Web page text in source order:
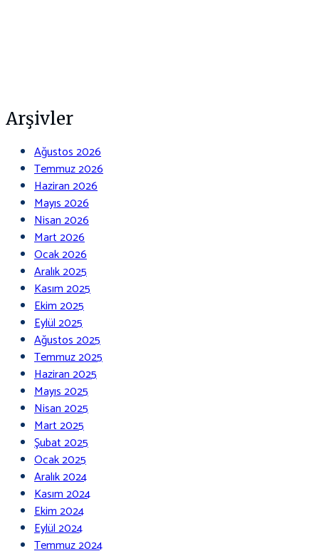
Arşivler
Ağustos 2026
Temmuz 2026
Haziran 2026
Mayıs 2026
Nisan 2026
Mart 2026
Ocak 2026
Aralık 2025
Kasım 2025
Ekim 2025
Eylül 2025
Ağustos 2025
Temmuz 2025
Haziran 2025
Mayıs 2025
Nisan 2025
Mart 2025
Şubat 2025
Ocak 2025
Aralık 2024
Kasım 2024
Ekim 2024
Eylül 2024
Temmuz 2024